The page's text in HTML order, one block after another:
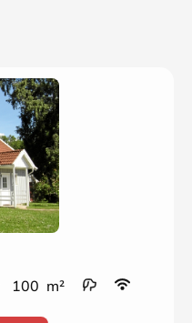
100 m²